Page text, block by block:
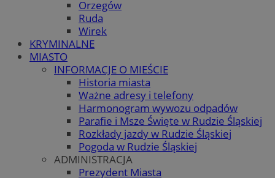
Orzegów
Ruda
Wirek
KRYMINALNE
MIASTO
INFORMACJE O MIEŚCIE
Historia miasta
Ważne adresy i telefony
Harmonogram wywozu odpadów
Parafie i Msze Święte w Rudzie Śląskiej
Rozkłady jazdy w Rudzie Śląskiej
Pogoda w Rudzie Śląskiej
ADMINISTRACJA
Prezydent Miasta